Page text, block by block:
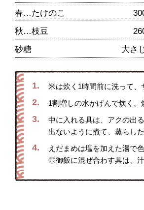
春…たけのこ
秋…枝豆
砂糖
大さ
1. 米は炊く1時間前に洗って、
2. 1割増しの水かげんで炊く
3.
中に入れる具は、アクの出
出ないように煮て、蒸らし
4.
えだまめは塩を加えた湯で
◎御飯に混ぜ合わす具は、